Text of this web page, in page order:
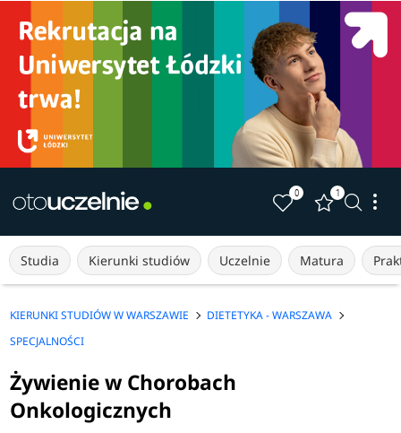
0 1
Studia Kierunki studiów Uczelnie Matura
KIERUNKI STUDIÓW W WARSZAWIE
DIETETYKA - WARSZAWA
SPECJALNOŚCI
Żywienie w Chorobach
Onkologicznych